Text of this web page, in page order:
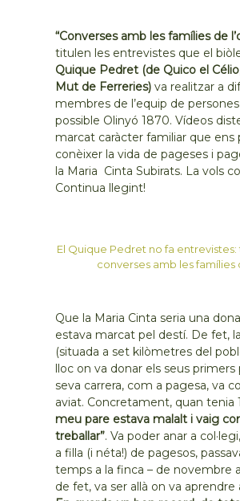
“Converses amb les famílies de
titulen les entrevistes que el
Quique Pedret (de Quico el
Mut de Ferreries)va realitzar a
membres de l’equip de
possible Olinyó 1870. Vídeos
marcat caràcter familiar que
conèixer la vida de pageses i
la Maria Cinta Subirats. La vols
Continua llegint!
El Quique Pedret no fa
converses amb les famílies
Que la Maria Cinta seria una
estava marcat pel destí. De fet,
(situada a set kilòmetres del
lloc on va donar els seus primers
seva carrera, com a pagesa, va
aviat. Concretament, quan tenia
meu pare estava malalt i vaig
treballar”. Va poder anar a
a filla (i néta!) de pagesos,
temps a la finca – de novembre
de fet, va ser allà on va aprendre